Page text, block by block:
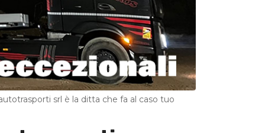
srl è la ditta che fa al caso tuo